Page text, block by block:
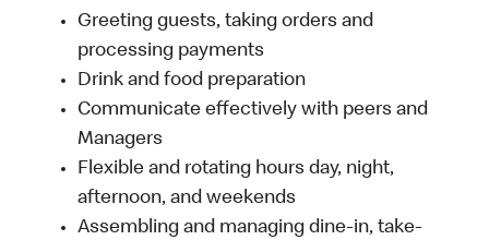
Greeting guests, taking orders and
processing payments
Drink and food preparation
Communicate effectively with peers and
Managers
Flexible and rotating hours day, night,
afternoon, and weekends
Assembling and managing dine-in, take-